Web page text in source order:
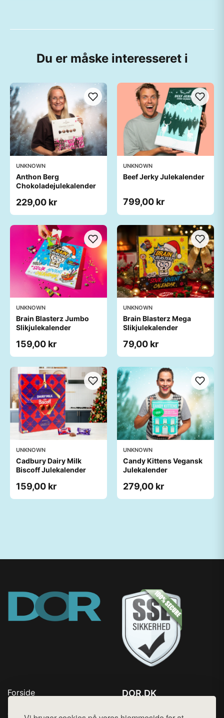
Du er måske interesseret i
UNKNOWN
Anthon Berg
Chokoladejulekalender
229,00 kr
UNKNOWN
Beef Jerky Julekalender
799,00 kr
UNKNOWN
Brain Blasterz Jumbo
Slikjulekalender
159,00 kr
UNKNOWN
Brain Blasterz Mega
Slikjulekalender
79,00 kr
UNKNOWN
Cadbury Dairy Milk
Biscoff Julekalender
159,00 kr
UNKNOWN
Candy Kittens Vegansk
Julekalender
279,00 kr
Forside
DOR.DK